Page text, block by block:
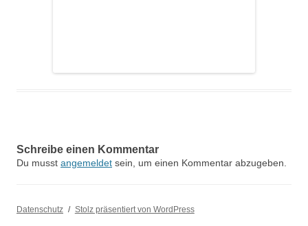
Schreibe einen Kommentar
Du musst angemeldet sein, um einen Kommentar abzugeben.
Datenschutz Stolz präsentiert von WordPress